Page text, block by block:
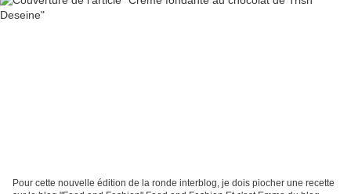
Pour cette nouvelle édition de la ronde interblog, je dois piocher une recette